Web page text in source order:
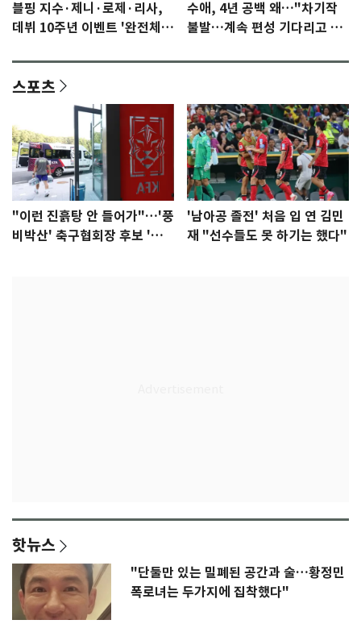
블핑 지수·제니·로제·리사,
데뷔 10주년 이벤트 '완전체'
수애, 4년 공백 왜…"차기작
불발…계속 편성 기다리고 있
스포츠
"이런 진흙탕 안 들어가"…'풍
비박산' 축구협회장 후보 '실
'남아공 졸전' 처음 입 연 김민
재 "선수들도 못 하기는 했다"
핫뉴스
"단둘만 있는 밀폐된 공간과 술…황정민
폭로녀는 두가지에 집착했다"